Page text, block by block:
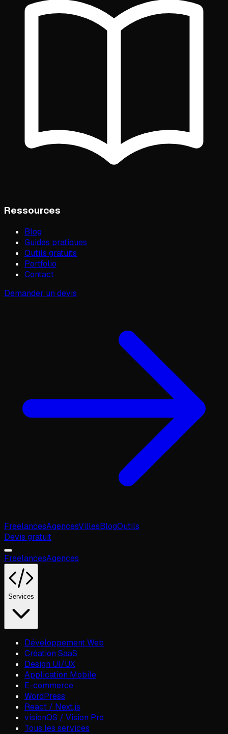
Ressources
Blog
Guides pratiques
Outils gratuits
Portfolio
Contact
Demander un devis
FreelancesAgencesVillesBlogOutils
Devis gratuit
FreelancesAgences
Services
Développement Web
Création SaaS
Design UI/UX
Application Mobile
E-commerce
WordPress
React / Next.js
visionOS / Vision Pro
Tous les services